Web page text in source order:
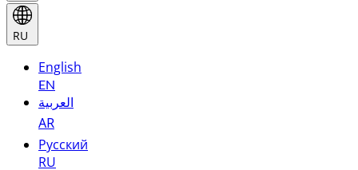
RU
English
EN
العربية
AR
Русский
RU